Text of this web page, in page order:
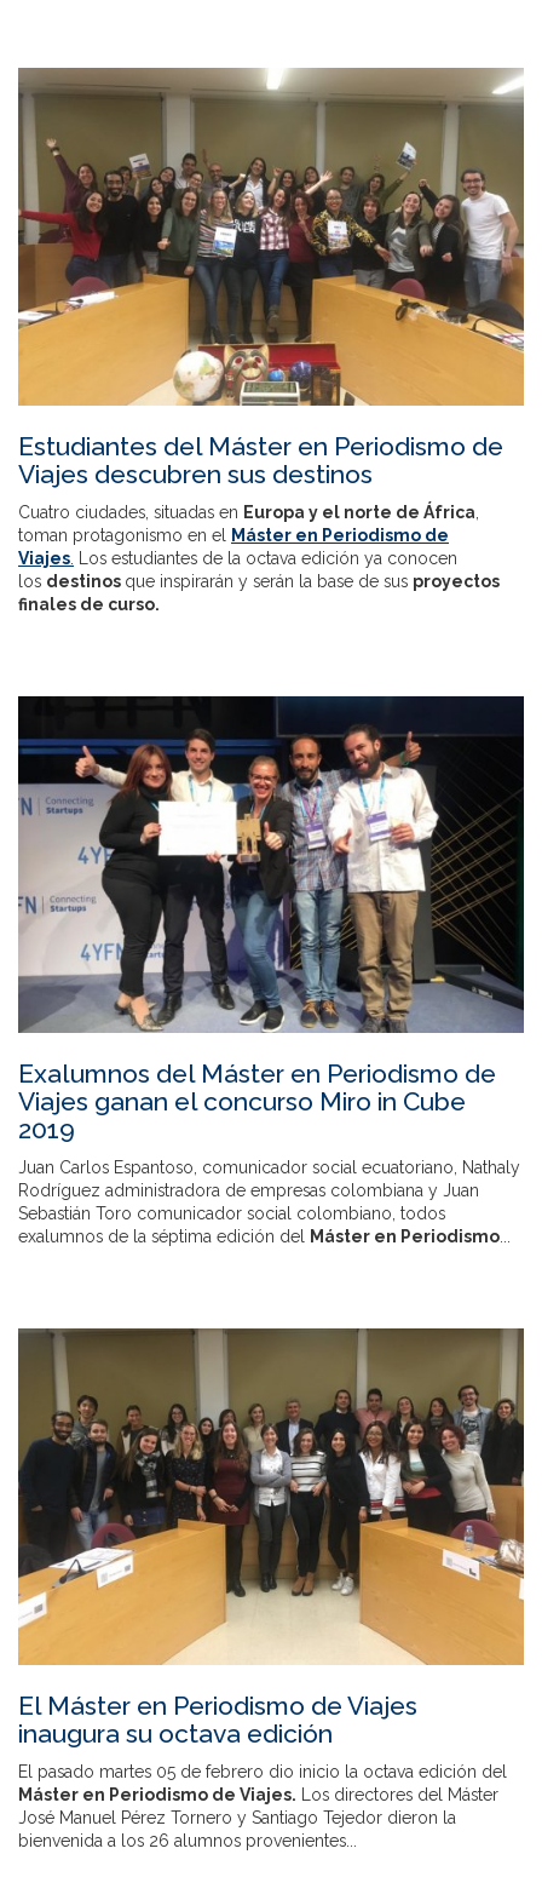
Estudiantes del Máster en Periodismo de
Viajes descubren sus destinos
Cuatro ciudades, situadas en Europa y el norte de África
toman protagonismo en el Máster en Periodismo de
Viajes Los estudiantes de la octava edición ya conocen
los destinos que inspirarán y serán la base de sus proyectos
finales de curso.
Exalumnos del Máster en Periodismo de
Viajes ganan el concurso Miro in Cube
2019
Juan Carlos Espantoso, comunicador social ecuatoriano, Nathaly
Rodríguez administradora de empresas colombiana y Juan
Sebastián Toro comunicador social colombiano, todos
exalumnos de la séptima edición del
Máster en Periodismo
El Máster en Periodismo de Viajes
inaugura su octava edición
El pasado martes 05 de febrero dio inicio la octava edición del
Máster en Periodismo de Viajes. Los directores del Máster
José Manuel Pérez Tornero y Santiago Tejedor dieron la
bienvenida a los 26 alumnos provenientes...